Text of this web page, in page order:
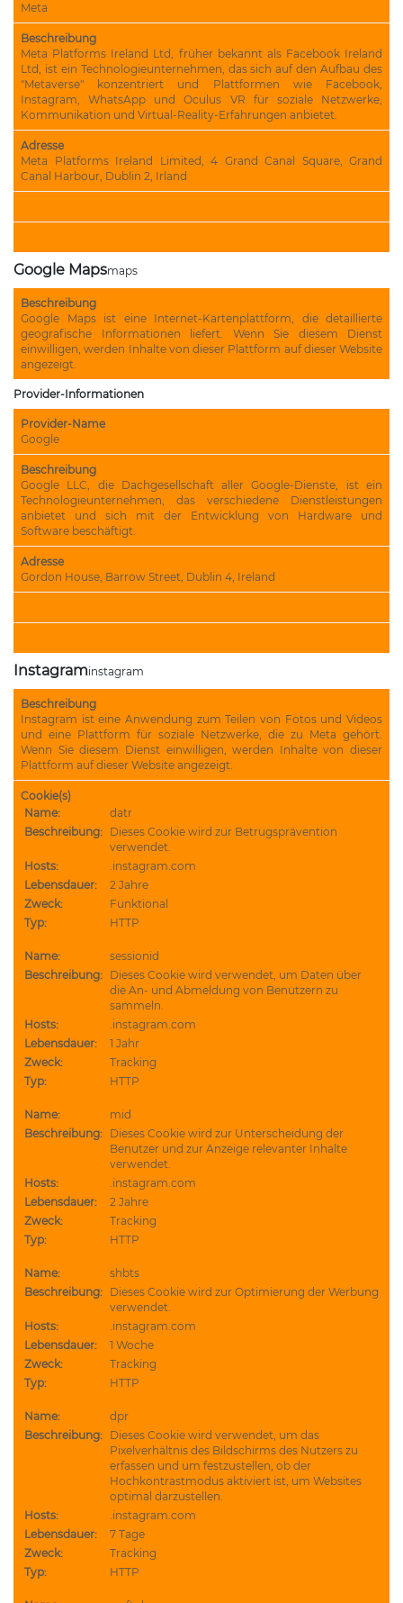
Meta
Beschreibung
Meta Platforms Ireland Ltd, früher bekannt als Facebook Ireland
Ltd, ist ein Technologieunternehmen, das sich auf den Aufbau des
"Metaverse" konzentriert und Plattformen wie Facebook,
Instagram, WhatsApp und Oculus VR für soziale Netzwerke,
Kommunikation und Virtual-Reality-Erfahrungen anbietet.
Adresse
Meta Platforms Ireland Limited, 4 Grand Canal Square, Grand
Canal Harbour, Dublin 2, Irland
Google Mapsmaps
Beschreibung
Google Maps ist eine Internet-Kartenplattform, die detaillierte
geografische Informationen liefert. Wenn Sie diesem Dienst
einwilligen, werden Inhalte von dieser Plattform auf dieser Website
angezeigt.
Provider-Informationen
Provider-Name
Google
Beschreibung
Google LLC, die Dachgesellschaft aller Google-Dienste, ist ein
Technologieunternehmen, das verschiedene Dienstleistungen
anbietet und sich mit der Entwicklung von Hardware und
Software beschäftigt.
Adresse
Gordon House, Barrow Street, Dublin 4, Ireland
Instagraminstagram
Beschreibung
Instagram ist eine Anwendung zum Teilen von Fotos und Videos
und eine Plattform für soziale Netzwerke, die zu Meta gehört.
Wenn Sie diesem Dienst einwilligen, werden Inhalte von dieser
Plattform auf dieser Website angezeigt.
Cookie(s)
Name:
datr
Beschreibung: Dieses Cookie wird zur Betrugsprävention
verwendet.
Hosts:
.instagram.com
Lebensdauer:
2 Jahre
Zweck:
Funktional
Typ:
HTTP
Name:
sessionid
Beschreibung: Dieses Cookie wird verwendet, um Daten über
die An- und Abmeldung von Benutzern zu
sammeln.
Hosts:
.instagram.com
Lebensdauer:
1 Jahr
Zweck:
Tracking
Typ:
HTTP
Name:
mid
Beschreibung: Dieses Cookie wird zur Unterscheidung der
Benutzer und zur Anzeige relevanter Inhalte
verwendet.
Hosts:
.instagram.com
Lebensdauer:
2 Jahre
Zweck:
Tracking
Typ:
HTTP
Name:
shbts
Beschreibung: Dieses Cookie wird zur Optimierung der Werbung
verwendet.
Hosts:
.instagram.com
Lebensdauer:
1 Woche
Zweck:
Tracking
Typ:
HTTP
Name:
dpr
Beschreibung: Dieses Cookie wird verwendet, um das
Pixelverhältnis des Bildschirms des Nutzers zu
erfassen und um festzustellen, ob der
Hochkontrastmodus aktiviert ist, um Websites
optimal darzustellen.
Hosts:
.instagram.com
Lebensdauer:
7 Tage
Zweck:
Tracking
Typ:
HTTP